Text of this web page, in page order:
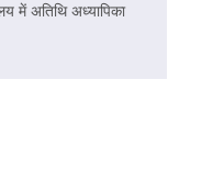
में अतिथि अध्यापिका